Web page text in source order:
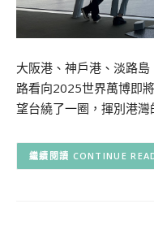
大阪港、神戶港、淡路
路看向2025世界萬博即
望台繞了一圈，揮別港
CONTINUE